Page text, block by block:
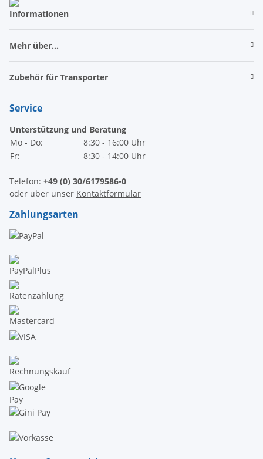
Informationen
Mehr über...
Zubehör für Transporter
Service
Unterstützung und Beratung
Mo - Do:
8:30 - 16:00 Uhr
Fr:
8:30 - 14:00 Uhr
Telefon: +49 (0) 30/6179586-0
oder über unser Kontaktformular
Zahlungsarten